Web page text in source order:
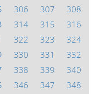
306 307
308
314 315
316
322 323
324
330 331
332
338 339
340
346 347
348